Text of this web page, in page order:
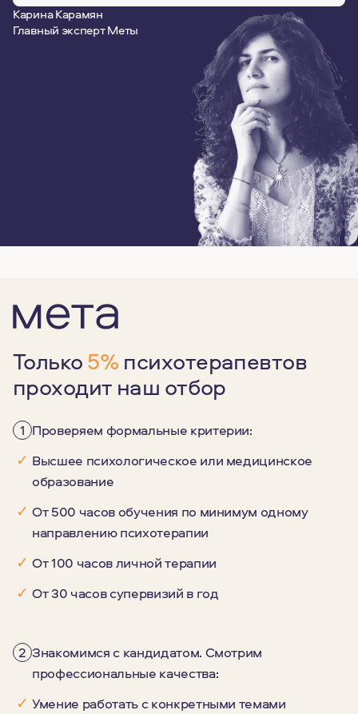
Карина Карамян
Главный эксперт Меты
Только5% психотерапевтов
проходит наш отбор
1 Проверяем формальные критерии:
✓ Высшее психологическое или медицинское
образование
✓ От 500 часов обучения по минимум одному
направлению психотерапии
✓ От 100 часов личной терапии
✓ От 30 часов супервизий в год
2 Знакомимся с кандидатом. Смотрим
профессиональные качества:
✓ Умение работать с конкретными темами